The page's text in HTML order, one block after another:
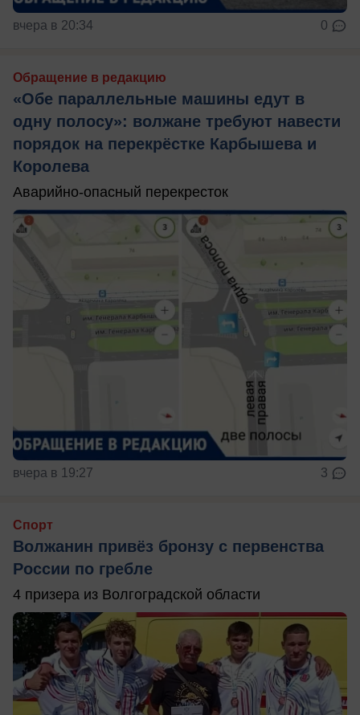
вчера в 20:34 0
Обращение в редакцию
«Обе параллельные машины едут в
одну полосу»: волжане требуют навести
порядок на перекрёстке Карбышева и
Королева
Аварийно-опасный перекресток
вчера в 19:27 3
Спорт
Волжанин привёз бронзу с первенства
России по гребле
4 призера из Волгоградской области